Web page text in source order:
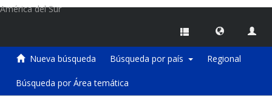
América del Sur
Nueva búsqueda Búsqueda por país Regional
Búsqueda por Área temática